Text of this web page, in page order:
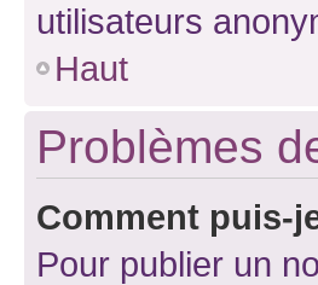
utilisateurs
Haut
Problèmes
Comment puis-
Pour publier un